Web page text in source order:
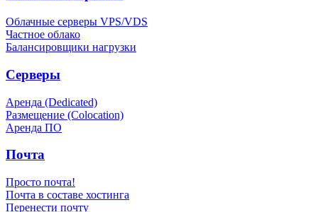
Облачные серверы VPS/VDS
Частное облако
Балансировщики нагрузки
Серверы
Аренда (Dedicated)
Размещение (Colocation)
Аренда ПО
Почта
Просто почта!
Почта в составе хостинга
Перенести почту